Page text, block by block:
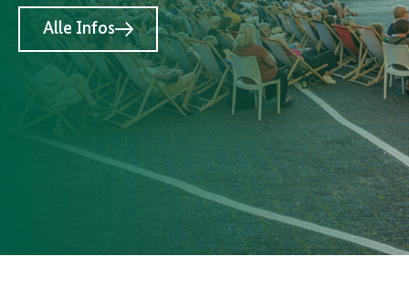
Alle Infos